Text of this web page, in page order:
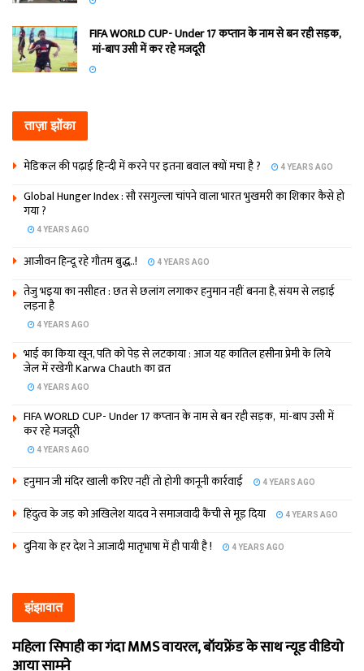
FIFA WORLD CUP- Under 17 कप्‍तान के नाम से बन रही सड़क,
मां-बाप उसी में कर रहे मजदूरी
ताज़ा झोंका
मेडिकल की पढ़ाई हिन्‍दी में करने पर इतना बवाल क्‍यों मचा है ? 4 YEARS AGO
Global Hunger Index : सौ रसगुल्‍ला चांपने वाला भारत भुखमरी का शिकार कैसे हो
गया ?
4 YEARS AGO
आजीवन हिन्दू रहे गौतम बुद्ध..! 4 YEARS AGO
तेजु भइया का नसीहत : छत से छलांग लगाकर हनुमान नहीं बनना है, संयम से लड़ाई
लड़ना है
4 YEARS AGO
भाई का किया खून, पति को पेड़ से लटकाया : आज यह कातिल हसीना प्रेमी के लिये
जेल में रखेगी Karwa Chauth का व्रत
4 YEARS AGO
FIFA WORLD CUP- Under 17 कप्‍तान के नाम से बन रही सड़क, मां-बाप उसी में
कर रहे मजदूरी
4 YEARS AGO
हनुमान जी मंदिर खाली करिए नहीं तो होगी कानूनी कार्रवाई 4 YEARS AGO
हिंदुत्व के जड़ को अखिलेश यादव ने समाजवादी कैंची से मूड़ दिया 4 YEARS AGO
दुनिया के हर देश ने आजादी मातृभाषा में ही पायी है ! 4 YEARS AGO
झंझावात
महिला सिपाही का गंदा MMS वायरल, बॉयफ्रेंड के साथ न्यूड वीडियो